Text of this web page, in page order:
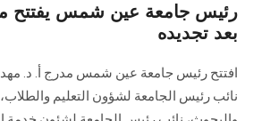
رئيس جامعة عين شمس يفتتح
بعد تجديده
افتتح رئيس جامعة عين شمس مدرج أ. د. مهدى
نائب رئيس الجامعة لشؤون التعليم